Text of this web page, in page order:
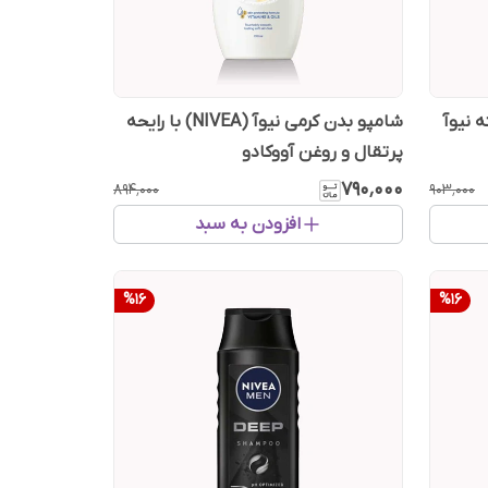
72 ساعته نیوآ
۹۰۳٬۰۰۰
شامپو بدن کرمی نیوآ (NIVEA) با رایحه
پرتقال و روغن آووکادو
۷۹۰٬۰۰۰ ۸۹۴٬۰۰۰
افزودن به سبد
%16
%16